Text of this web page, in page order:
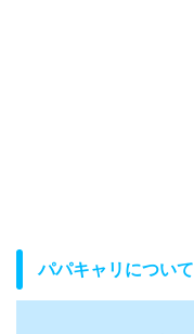
パパキャリについて